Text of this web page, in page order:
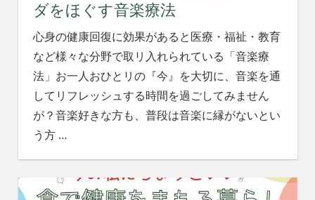
ダをほぐす音楽療法
心身の健康回復に効果があると医療・福祉・教育
など様々な分野で取リ入れられている「音楽療
法」お一人おひとリの『今』を大切に、音楽を通
してリフレッシュする時間を過ごしてみません
が？音楽好きな方も、普段は音楽に縁がないとい
う方 …